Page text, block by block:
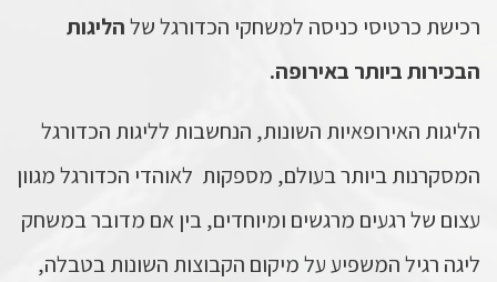
רכישת כרטיסי כניסה למשחקי הכדורגל שלהליגות
הבכירות ביותר באירופה.
הליגות האירופאיות השונות, הנחשבות לליגות הכדורגל
המסקרנות ביותר בעולם, מספקות לאוהדי הכדורגל מגוון
עצום של רגעים מרגשים ומיוחדים, בין אם מדובר במשחק
ליגה רגיל המשפיע על מיקום הקבוצות השונות בטבלה,